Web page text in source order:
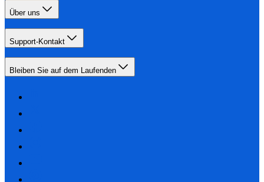
Über uns
Support-Kontakt
Bleiben Sie auf dem Laufenden